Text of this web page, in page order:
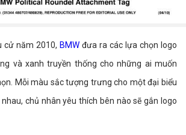
cử năm 2010, BMW đưa ra các lựa chọn logo
và xanh truyền thống cho những ai muốn
Mỗi màu sắc tượng trưng cho một đại biểu
chủ nhân yêu thích bên nào sẽ gắn logo